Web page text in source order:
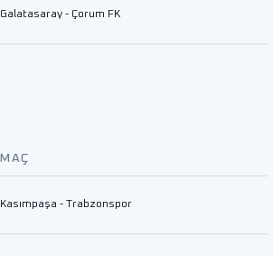
Galatasaray - Çorum FK
MAÇ
Kasımpaşa - Trabzonspor